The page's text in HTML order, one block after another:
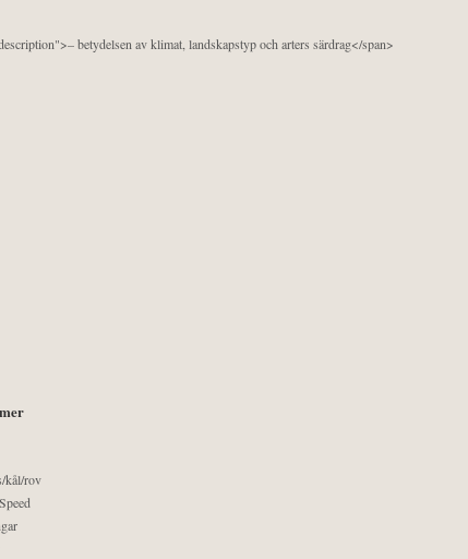
betydelsen av klimat, landskapstyp och arters särdrag</span>
kål/rov